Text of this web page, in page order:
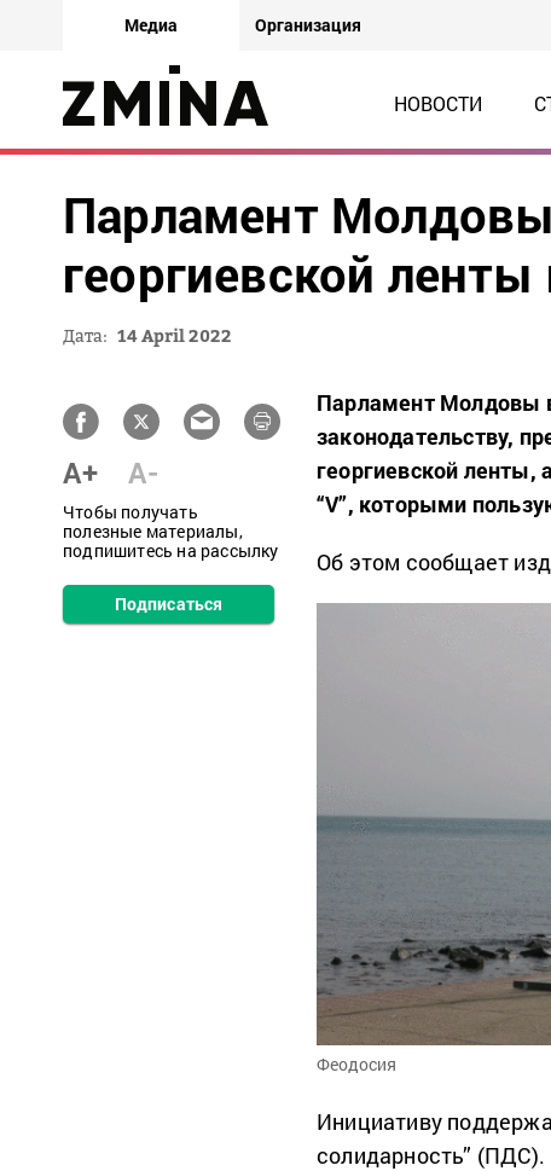
Медиа Организация
НОВОСТИ
Парламент
георгиевской ленты
Дата: 14 April 2022
A+ A-
Чтобы получать
полезные материалы,
подпишитесь на рассылку
Подписаться
Парламент Молдовы
законодательству,
георгиевской ленты,
“V”, которыми
Об этом сообщает
Феодосия
Инициативу
солидарность” (ПДС).